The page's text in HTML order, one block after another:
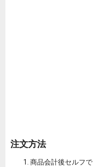
注文方法
商品会計後セルフ